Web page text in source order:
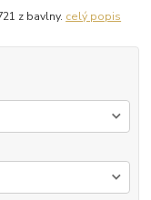
z bavlny. celý popis